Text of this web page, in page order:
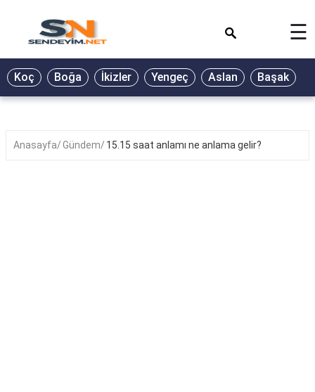
BİYOGRAFİ
GALERİ
☰
Koç Boğa İkizler Yengeç Aslan Başak
Anasayfa Gündem 15.15 saat anlamı ne anlama gelir?